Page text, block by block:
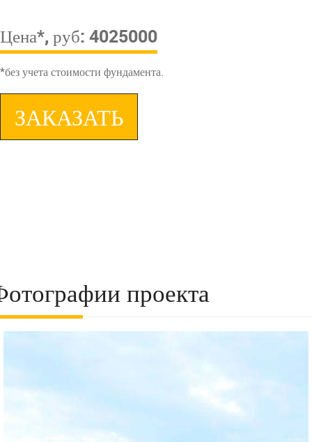
Цена*, руб: 4025000
*без учета стоимости фундамента.
ЗАКАЗАТЬ
проекта